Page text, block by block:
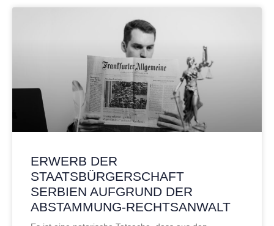
ERWERB DER
STAATSBÜRGERSCHAFT
SERBIEN AUFGRUND DER
ABSTAMMUNG-RECHTSANWALT